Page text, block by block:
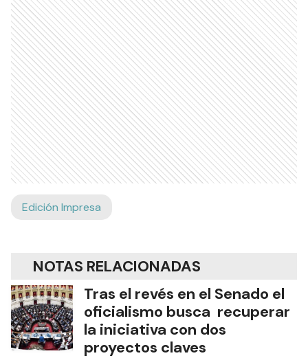
Edición Impresa
NOTAS RELACIONADAS
Tras el revés en el Senado el
oficialismo busca recuperar
la iniciativa con dos
proyectos claves